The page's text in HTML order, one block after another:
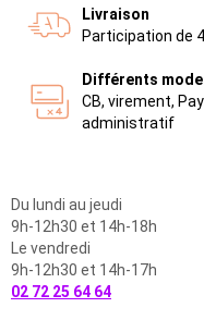
Livraison
Participation de
Différents
CB, virement,
administratif
Du lundi au jeudi
9h-12h30 et 14h-18h
Le vendredi
9h-12h30 et 14h-17h
02 72 25 64 64